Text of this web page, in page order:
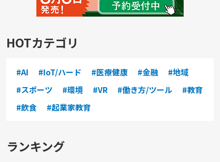
HOTカテゴリ
#AI #IoT/ハード #医療健康 #金融
#地域
#スポーツ
#環境 #VR #働き方/ツール
#教育
#飲食
#起業家教育
ランキング